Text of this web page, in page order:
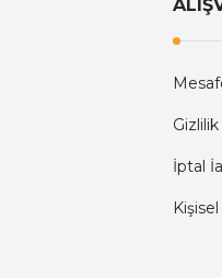
İptal